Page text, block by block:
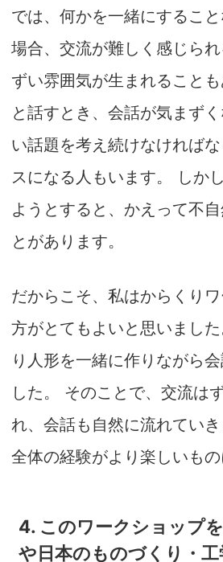
では、何かを一緒にするこ
場合、交流が難しく感じら
ずい雰囲気が生まれること
と話すとき、会話が気まず
い話題を考え続けなければ
スになる人もいます。 しか
ようとすると、かえって不
とがあります。
だからこそ、私はからくり
方がとてもよいと思いまし
り人形を一緒に作りながら
した。 そのことで、交流は
れ、会話も自然に流れてい
全体の経験がより楽しいもの
4. このワークショップ
や日本のものづくり・